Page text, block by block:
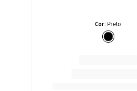
Cor: Preto